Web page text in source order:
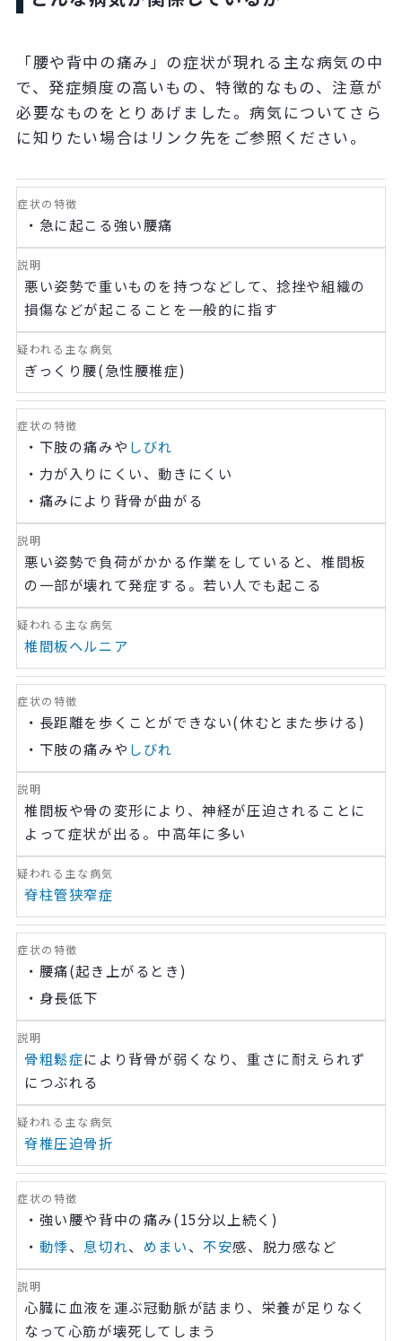
「腰や背中の痛み」の症状が現れる主な病気の中
で、発症頻度の高いもの、特徴的なもの、注意が
必要なものをとりあげました。病気についてさら
に知りたい場合はリンク先をご参照ください。
・急に起こる強い腰痛
悪い姿勢で重いものを持つなどして、捻挫や組織の
損傷などが起こることを一般的に指す
ぎっくり腰(急性腰椎症)
・下肢の痛みや しびれ
・力が入りにくい、動きにくい
・痛みにより背骨が曲がる
悪い姿勢で負荷がかかる作業をしていると、椎間板
の一部が壊れて発症する。若い人でも起こる
椎間板ヘルニア
・長距離を歩くことができない(休むとまた歩ける)
・下肢の痛みや しびれ
椎間板や骨の変形により、神経が圧迫されることに
よって症状が出る。中高年に多い
脊柱管狭窄症
・腰痛(起き上がるとき )
・身長低下
骨粗鬆症により背骨が弱くなり、重さに耐えられず
につぶれる
脊椎圧迫骨折
・強い腰や背中の痛み(15分以上続く)
・ 動悸、 息切れ、 めまい、 不安感、脱力感など
心臓に血液を運ぶ冠動脈が詰まり、栄養が足りなく
なって心筋が壊死してしまう